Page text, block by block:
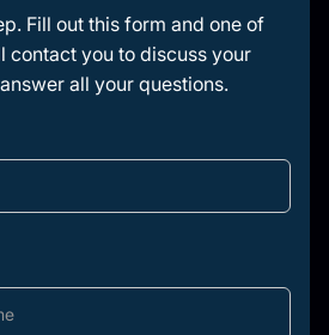
Fill out this form and one of
contact you to discuss your
all your questions.